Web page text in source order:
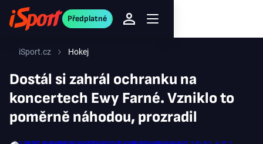
Předplatné
iSport.cz Hokej
Dostál si zahrál ochranku na
koncertech Ewy Farné. Vzniklo to
poměrně náhodou, prozradil